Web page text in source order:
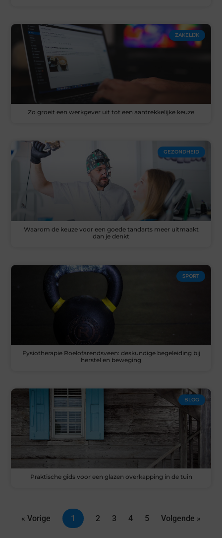
ZAKELIJK
Zo groeit een werkgever uit tot een aantrekkelijke keuze
GEZONDHEID
Waarom de keuze voor een goede tandarts meer uitmaakt
dan je denkt
SPORT
Fysiotherapie Roelofarendsveen: deskundige begeleiding bij
herstel en beweging
BLOG
Praktische gids voor een glazen overkapping in de tuin
« Vorige 1 2 3 4 5 Volgende »